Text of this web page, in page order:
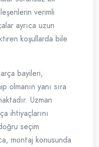
verimli
ayrıca uzun
koşullarda bile
bayileri,
olmanın yanı sıra
Uzman
ihtiyaçlarını
seçim
montaj konusunda